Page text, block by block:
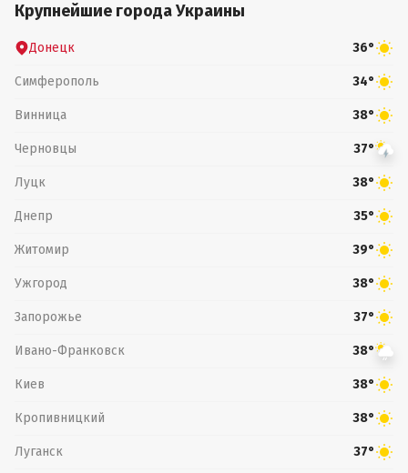
Крупнейшие города Украины
Донецк 36°
Симферополь 34°
Винница 38°
Черновцы 37°
Луцк 38°
Днепр 35°
Житомир 39°
Ужгород 38°
Запорожье 37°
Ивано-Франковск 38°
Киев 38°
Кропивницкий 38°
Луганск 37°